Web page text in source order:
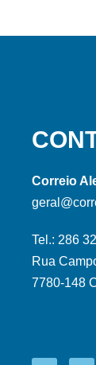
Correio
Tel.: 286
Rua
7780-148